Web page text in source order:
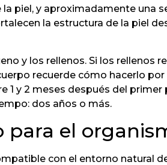
piel, y aproximadamente una
la estructura de la piel
y los rellenos. Si los rellenos
recuerde cómo hacerlo
y 2 meses después del
dos años o más.
para el
con el entorno natural